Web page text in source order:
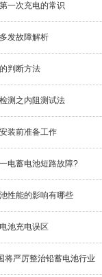
一次充电的常识
发故障解析
判断方法
测之内阻测试法
装前准备工作
电蓄电池短路故障?
性能的影响有哪些
池充电误区
将严厉整治铅蓄电池行业